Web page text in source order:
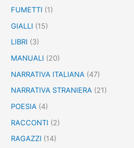
FUMETTI (1)
GIALLI (15)
LIBRI (3)
MANUALI (20)
NARRATIVA ITALIANA (47)
NARRATIVA STRANIERA (21)
POESIA (4)
RACCONTI (2)
RAGAZZI (14)